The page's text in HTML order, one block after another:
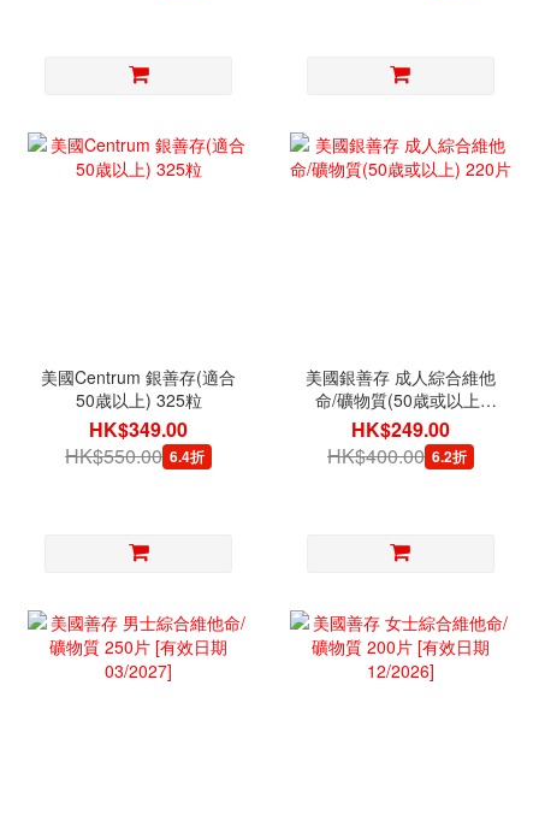
美國Centrum 銀善存(適合
50歳以上) 325粒
HK$349.00
HK$550.00 6.4折
美國銀善存 成人綜合維他
命/礦物質(50歳或以上)
220片
HK$249.00
HK$400.00 6.2折